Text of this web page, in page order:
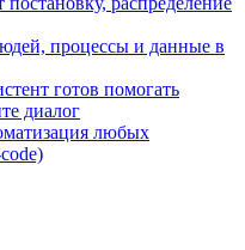
процессы и данные в
готов помогать
диалог
любых